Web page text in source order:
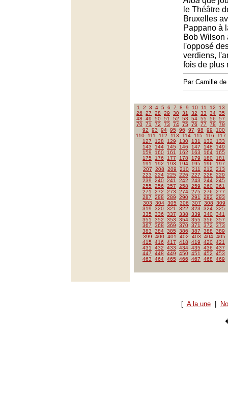
le Théâtre
Bruxelles
Pappano à
Bob Wilson
l'opposé
verdiens,
fois de plus
Par Camille
1 2 3 4 5 6 7 8 9 10 11 12
13
26
27 28 29 30 31 32 33 34 35
48
49 50 51 52 53 54 55 56
57
70 71 72 73 74 75 76 77 78
79
92
93 94 95 96 97 98 99
100
110
111 112 113 114 115 116
117
127
128 129 130 131 132
133
143
144 145 146 147 148
149
159
160 161 162 163 164
165
175
176 177 178 179 180
181
191
192 193 194 195 196
197
207
208 209 210 211 212
213
223
224 225 226 227 228
229
239
240 241 242 243 244 245
255
256 257 258 259 260 261
271
272 273 274 275 276
277
287
288 289 290 291 292
293
303
304 305 306 307 308
309
319
320 321 322 323 324 325
335
336 337 338 339 340 341
351
352 353 354 355 356
357
367
368 369 370 371 372
373
383
384 385 386 387 388
389
399
400 401 402 403 404 405
415
416 417 418 419 420 421
431
432 433 434 435 436
437
447
448 449 450 451 452
453
463
464 465 466 467 468 469
[ A la une|